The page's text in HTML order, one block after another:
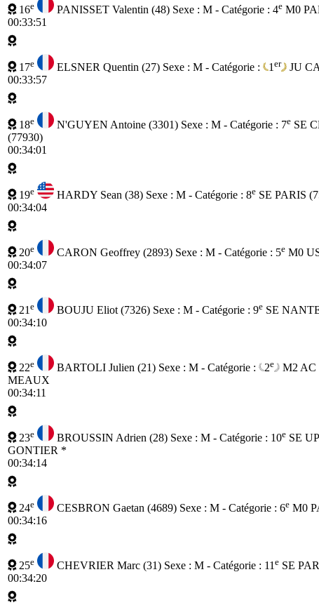
16e PANISSET Valentin (48) Sexe : M - Catégorie : 4e M0
00:33:51
17e ELSNER Quentin (27) Sexe : M - Catégorie : 1 er JU
00:33:57
18e N'GUYEN Antoine (3301) Sexe : M - Catégorie : 7e SE
(77930)
00:34:01
19e HARDY Sean (38) Sexe : M - Catégorie : 8e SE PARIS
00:34:04
20e CARON Geoffrey (2893) Sexe : M - Catégorie : 5e M0
00:34:07
21 e BOUJU Eliot (7326) Sexe : M - Catégorie : 9e SE
00:34:10
22e BARTOLI Julien (21) Sexe : M - Catégorie : 2e M2 AC
MEAUX
00:34:11
23e BROUSSIN Adrien (28) Sexe : M - Catégorie : 10e SE
GONTIER *
00:34:14
24e CESBRON Gaetan (4689) Sexe : M - Catégorie : 6e M0
00:34:16
25e CHEVRIER Marc (31) Sexe : M - Catégorie : 11 e SE
00:34:20